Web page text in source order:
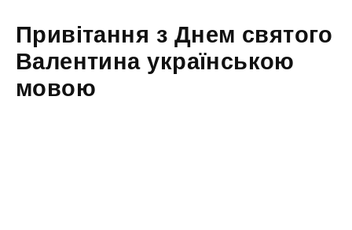
Привітання з Днем святого
Валентина українською
мовою